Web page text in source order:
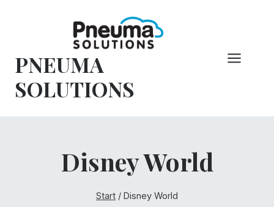
PNEUMA
SOLUTIONS
Disney World
Start / Disney World